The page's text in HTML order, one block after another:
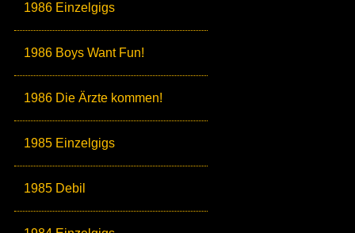
1986 Einzelgigs
1986 Boys Want Fun!
1986 Die Ärzte kommen!
1985 Einzelgigs
1985 Debil